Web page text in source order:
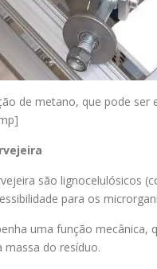
de metano, que pode
são lignocelulósicos
para os
uma função mecânica,
do resíduo.